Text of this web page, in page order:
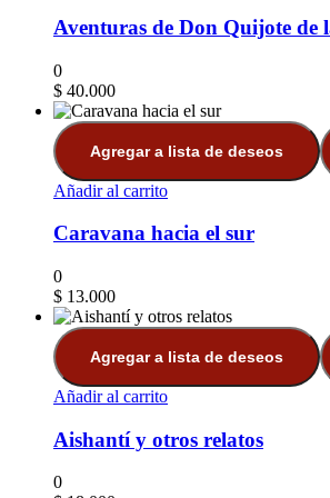
Aventuras de Don Quijote
0
$ 40.000
Agregar a lista de deseos
Añadir al carrito
Caravana hacia el sur
0
$ 13.000
Agregar a lista de deseos
Añadir al carrito
Aishantí y otros relatos
0